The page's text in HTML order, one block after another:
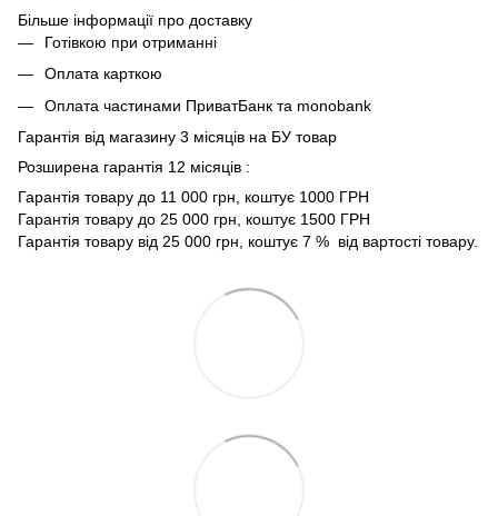
Більше інформації про доставку
Готівкою при отриманні
Оплата карткою
Оплата частинами ПриватБанк та monobank
Гарантія від магазину 3 місяців на БУ товар
Розширена гарантія 12 місяців :
Гарантія товару до 11 000 грн, коштує 1000 ГРН
Гарантія товару до 25 000 грн, коштує 1500 ГРН
Гарантія товару від 25 000 грн, коштує 7 % від вартості товару.